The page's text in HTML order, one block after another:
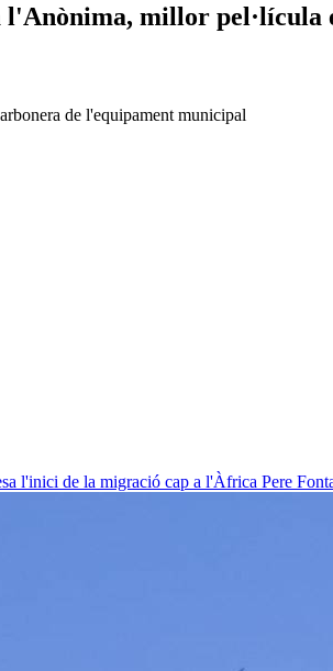
millor pel·lícula
de l'equipament municipal
l'inici de la migració cap a l'Àfrica Pere